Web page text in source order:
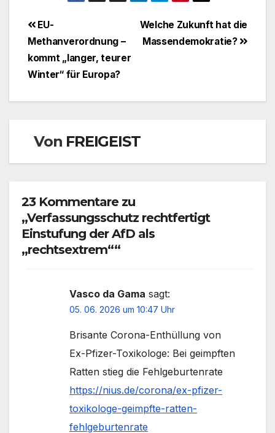
Beitragsnavigation
Welche Zukunft hat die
Massendemokratie?
EU-
Methanverordnung –
kommt „langer, teurer
Winter“ für Europa?
Von FREIGEIST
23 Kommentare zu
„Verfassungsschutz rechtfertigt
Einstufung der AfD als
„rechtsextrem““
Vasco da Gama sagt:
05. 06. 2026 um 10:47 Uhr
Brisante Corona-Enthüllung von
Ex-Pfizer-Toxikologe: Bei geimpften
Ratten stieg die Fehlgeburtenrate
https://nius.de/corona/ex-pfizer-
toxikologe-geimpfte-ratten-
fehlgeburtenrate